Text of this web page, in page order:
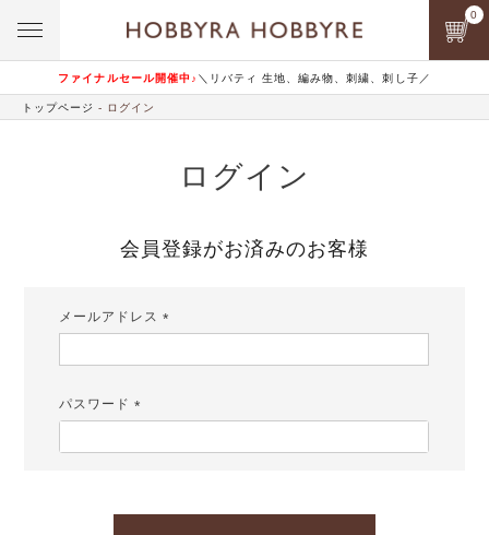
ファイナルセール開催中♪ ＼リバティ 生地、編み物、刺繍、刺し子／
0
トップページ ログイン
ログイン
会員登録がお済みのお客様
メールアドレス
パスワード